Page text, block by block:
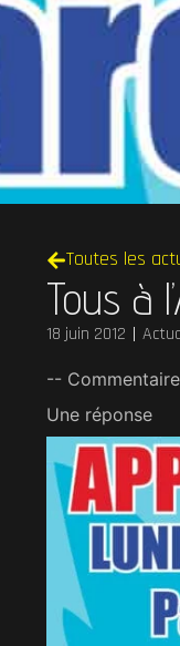
Toutes les
Tous à
18 juin 2012
--
Une réponse